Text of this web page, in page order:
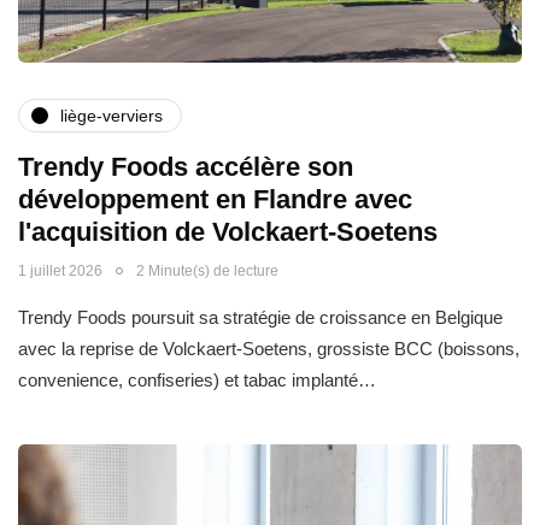
liège-verviers
Trendy Foods accélère son
développement en Flandre avec
l'acquisition de Volckaert-Soetens
1 juillet 2026 2 Minute(s) de lecture
Trendy Foods poursuit sa stratégie de croissance en Belgique
avec la reprise de Volckaert-Soetens, grossiste BCC (boissons,
convenience, confiseries) et tabac implanté…